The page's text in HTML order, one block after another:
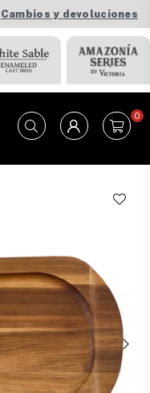
Cambios y devoluciones
0